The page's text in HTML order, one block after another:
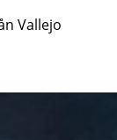
Vallejo